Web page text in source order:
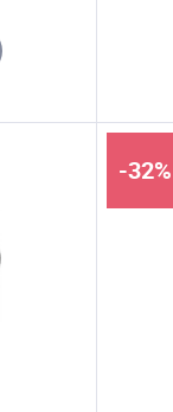
-32%